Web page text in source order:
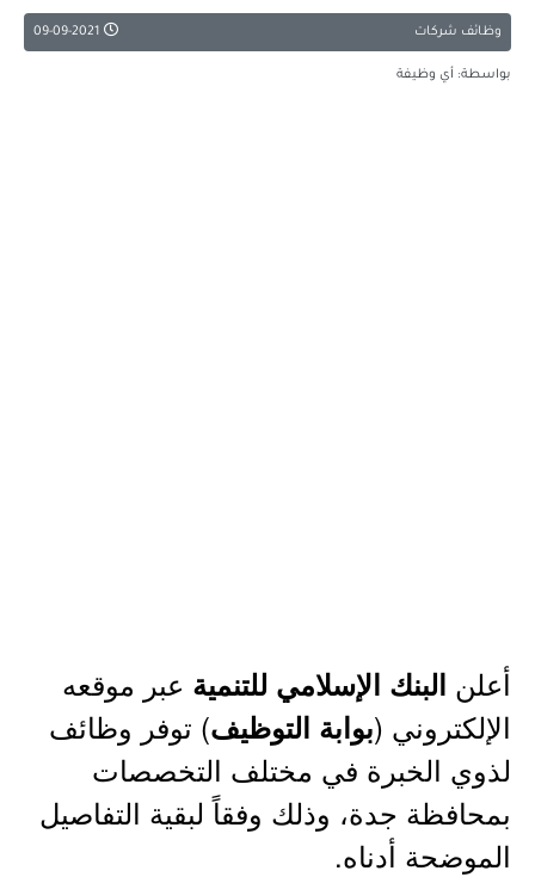
وظائف شركات
بواسطة: أي وظيفة
أعلن البنك الإسلامي للتنمية عبر موقعه
الإلكتروني (بوابة التوظيف) توفر وظائف
لذوي الخبرة في مختلف التخصصات
بمحافظة جدة، وذلك وفقاً لبقية التفاصيل
الموضحة أدناه.